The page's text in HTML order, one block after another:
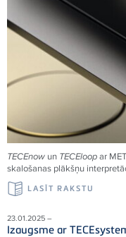
TECEnow un TECEloopar
skalošanas plākšņu
LASĪT RAKSTU
23.01.2025 –
Izaugsme ar